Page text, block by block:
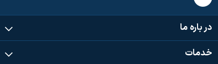
در باره ما
خدمات